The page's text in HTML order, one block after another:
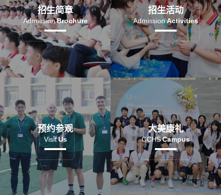
招生简章
AdmissionBrochure
招生活动
AdmissionActivities
预约参观
Visit Us
大美康礼
CCHSCampus